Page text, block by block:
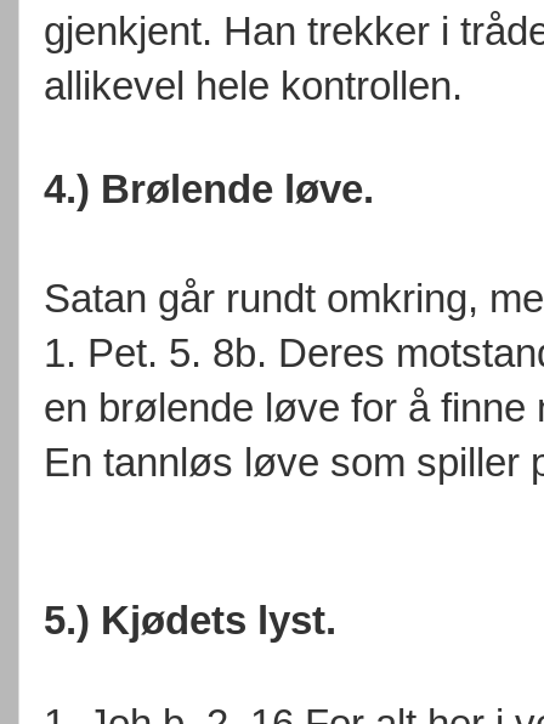
gjenkjent. Han trekker i
allikevel hele kontrollen.
4.) Brølende løve.
Satan går rundt omkring,
1. Pet. 5. 8b. Deres
en brølende løve for å finne
En tannløs løve som spiller
5.) Kjødets lyst.